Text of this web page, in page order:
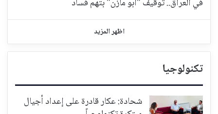
في العراق.. توقيف "أبو مازن" بتهم فساد
اظهر المزيد
تكنولوجيا
شحادة: عكار قادرة على إعداد أجيال